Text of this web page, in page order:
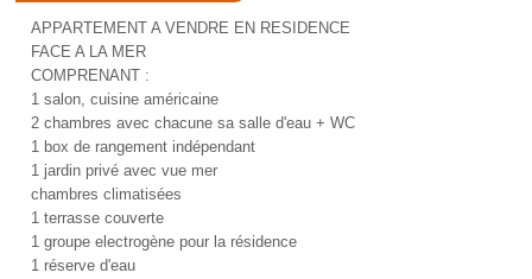
APPARTEMENT A VENDRE EN RESIDENCE
FACE A LA MER
COMPRENANT :
1 salon, cuisine américaine
2 chambres avec chacune sa salle d'eau + WC
1 box de rangement indépendant
1 jardin privé avec vue mer
chambres climatisées
1 terrasse couverte
1 groupe electrogène pour la résidence
1 réserve d'eau